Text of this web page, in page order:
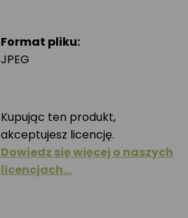
Format pliku:
JPEG
Kupując ten produkt,
akceptujesz licencję.
Dowiedz się więcej o naszych
licencjach…